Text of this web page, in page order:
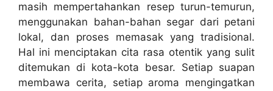
masih mempertahankan resep turun-temurun,
menggunakan bahan-bahan segar dari petani
lokal, dan proses memasak yang tradisional.
Hal ini menciptakan cita rasa otentik yang sulit
ditemukan di kota-kota besar. Setiap suapan
membawa cerita, setiap aroma mengingatkan